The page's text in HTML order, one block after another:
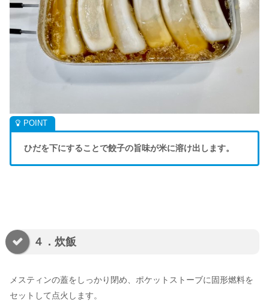
ひだを下にすることで餃子の旨味が米に溶け出します。
４．炊飯
メスティンの蓋をしっかり閉め、ポケットストーブに固形燃料を
セットして点火します。